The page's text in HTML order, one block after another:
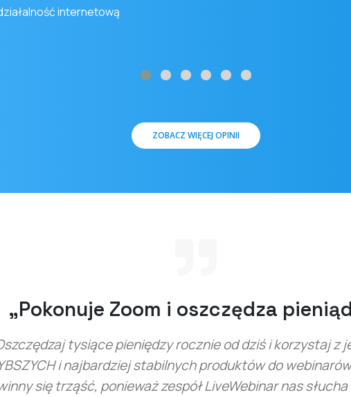
internetową
ZOBACZ WIĘCEJ OPINII
Zoom i oszczędza pieniądze”
pieniędzy rocznie od dziś i korzystaj z jednego z
stabilnych produktów do webinarów… Zoom i GTW
zespół LiveWebinar nas słucha i WDRAŻA